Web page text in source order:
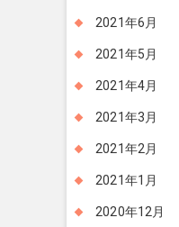
2021年6月
2021年5月
2021年4月
2021年3月
2021年2月
2021年1月
2020年12月